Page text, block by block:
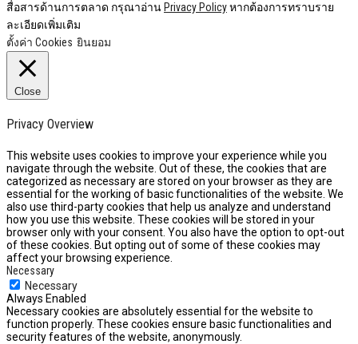
สื่อสารด้านการตลาด กรุณาอ่าน Privacy Policyหากต้องการทราบราย
ละเอียดเพิ่มเติม
ตั้งค่า Cookies ยินยอม
Close
Privacy Overview
This website uses cookies to improve your experience while you
navigate through the website. Out of these, the cookies that are
categorized as necessary are stored on your browser as they are
essential for the working of basic functionalities of the website. We
also use third-party cookies that help us analyze and understand
how you use this website. These cookies will be stored in your
browser only with your consent. You also have the option to opt-out
of these cookies. But opting out of some of these cookies may
affect your browsing experience.
Necessary
Necessary
Always Enabled
Necessary cookies are absolutely essential for the website to
function properly. These cookies ensure basic functionalities and
security features of the website, anonymously.